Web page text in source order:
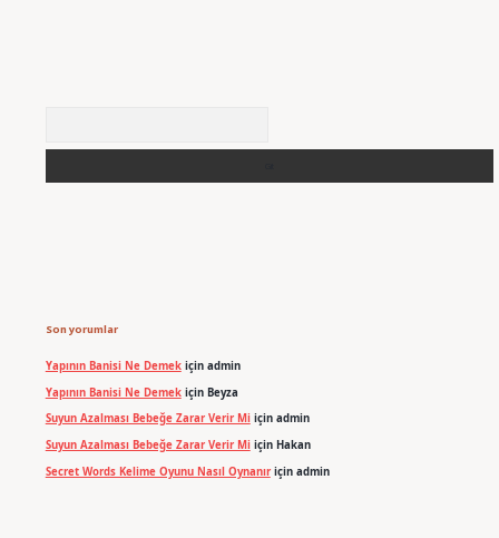
Son yorumlar
Yapının Banisi Ne Demekiçin admin
Yapının Banisi Ne Demekiçin Beyza
Suyun Azalması Bebeğe Zarar Verir Miiçin admin
Suyun Azalması Bebeğe Zarar Verir Miiçin Hakan
Secret Words Kelime Oyunu Nasıl Oynanıriçin admin